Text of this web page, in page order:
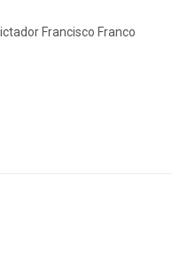
Francisco Franco